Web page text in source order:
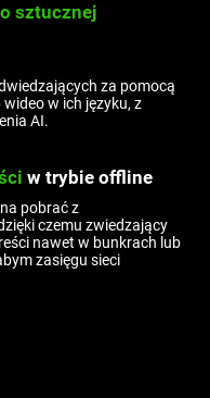
sztucznej
za pomocą
w ich języku, z
AI.
w trybie offline
pobrać z
czemu zwiedzający
nawet w bunkrach lub
zasięgu sieci